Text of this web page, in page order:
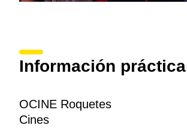
Información práctica
OCINE Roquetes
Cines